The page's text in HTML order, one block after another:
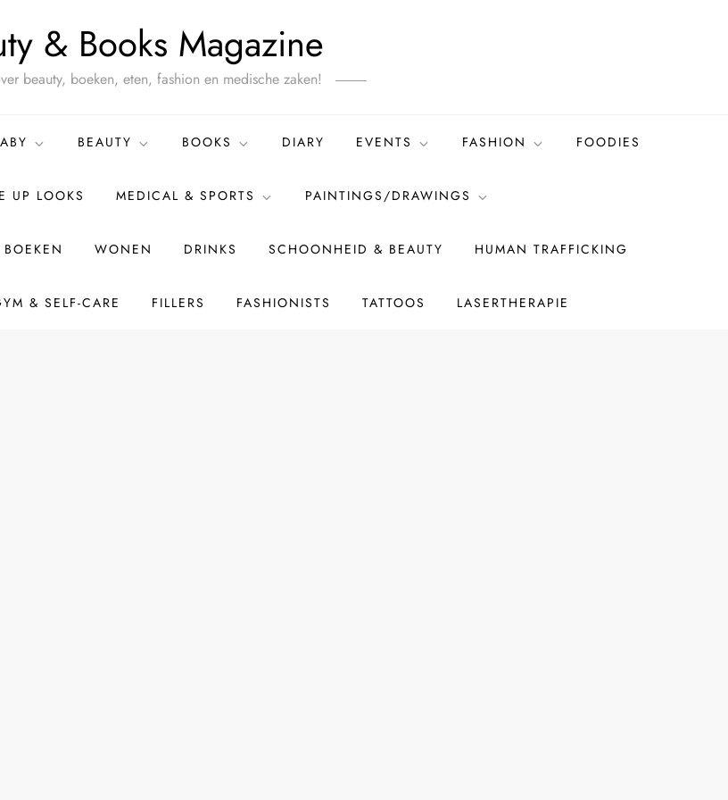
& Books Magazine
beauty, boeken, eten, fashion en medische zaken!
BEAUTY BOOKS DIARY EVENTS FASHION FOODIES
UP LOOKS MEDICAL & SPORTS PAINTINGS/DRAWINGS
BOEKEN WONEN DRINKS SCHOONHEID & BEAUTY HUMAN TRAFFICKING
& SELF-CARE FILLERS FASHIONISTS TATTOOS LASERTHERAPIE